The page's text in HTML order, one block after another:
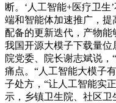
断。‘人工智能+医疗卫
端和智能体加速推广，
配备的更新迭代，产物能
我国开源大模子下载量位
院党委、院长谢志斌说，
痛点。“人工智能大模子
子处方，“让人工智能实
示，乡镇卫生院、社区